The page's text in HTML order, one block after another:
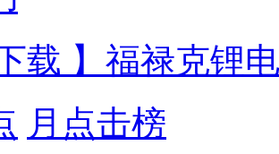
载 】福禄克锂
月点击榜